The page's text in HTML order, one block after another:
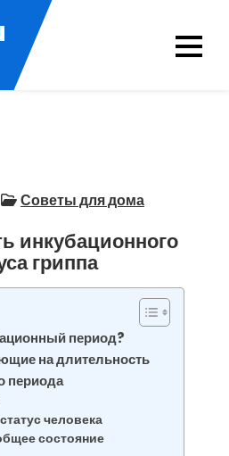
Советы для дома
инкубационного
гриппа
период?
на длительность
периода
человека
состояние